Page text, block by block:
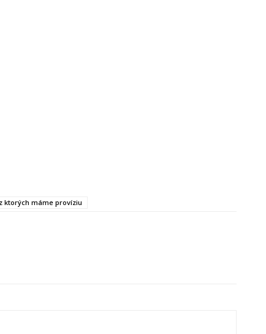
ktorých máme províziu